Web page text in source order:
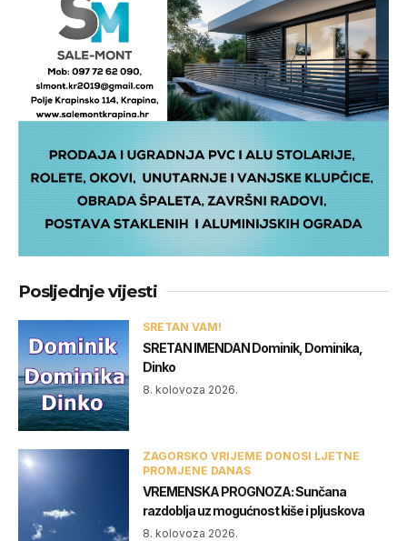
Posljednje vijesti
SRETAN VAM!
SRETAN IMENDAN Dominik, Dominika,
Dinko
8. kolovoza 2026.
ZAGORSKO VRIJEME DONOSI LJETNE
PROMJENE DANAS
VREMENSKA PROGNOZA: Sunčana
razdoblja uz mogućnost kiše i pljuskova
8. kolovoza 2026.